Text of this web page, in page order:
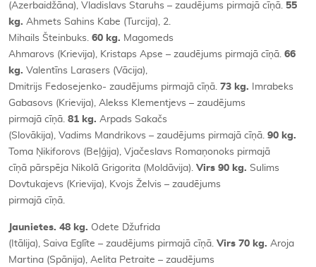
(Azerbaidžāna), Vladislavs Staruhs – zaudējums pirmajā cīņā. 55
kg. Ahmets Sahins Kabe (Turcija), 2.
Mihails Šteinbuks. 60 kg. Magomeds
Ahmarovs (Krievija), Kristaps Apse – zaudējums pirmajā cīņā. 66
kg. Valentīns Larasers (Vācija),
Dmitrijs Fedosejenko- zaudējums pirmajā cīņā. 73 kg. Imrabeks
Gabasovs (Krievija), Alekss Klementjevs – zaudējums
pirmajā cīņā. 81 kg. Arpads Sakačs
(Slovākija), Vadims Mandrikovs – zaudējums pirmajā cīņā. 90 kg.
Toma Ņikiforovs (Beļģija), Vjačeslavs Romaņonoks pirmajā
cīņā pārspēja Nikolā Grigorita (Moldāvija). Virs 90 kg. Sulims
Dovtukajevs (Krievija), Kvojs Želvis – zaudējums
pirmajā cīņā.
Jaunietes. 48 kg. Odete Džufrida
(Itālija), Saiva Eglīte – zaudējums pirmajā cīņā. Virs 70 kg. Aroja
Martina (Spānija), Aelita Petraite – zaudējums